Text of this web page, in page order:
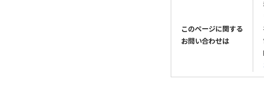
このページに関する
お問い合わせは